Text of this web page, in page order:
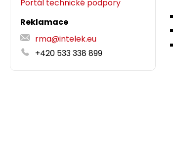
Portál technické podpory
Reklamace
rma@intelek.eu
+420 533 338 899